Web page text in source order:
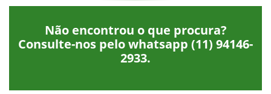
Não encontrou o que procura?
Consulte-nos pelo whatsapp (11) 94146-
2933.